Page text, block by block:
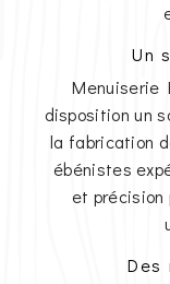
Un
Menuiserie
disposition un
la fabrication
ébénistes
et précision
Des